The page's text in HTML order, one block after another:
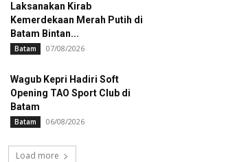
Laksanakan Kirab
Kemerdekaan Merah Putih di
Batam Bintan...
Batam 07/08/2026
Wagub Kepri Hadiri Soft
Opening TAO Sport Club di
Batam
Batam 06/08/2026
Load more